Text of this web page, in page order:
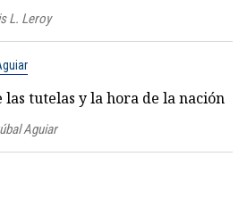
L. Leroy
las tutelas y la hora de la nación
Aguiar